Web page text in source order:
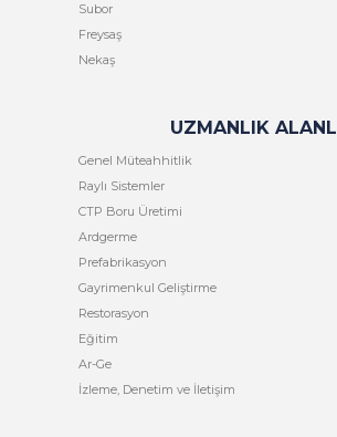
Subor
Freysaş
Nekaş
UZMANLIK
Genel Müteahhitlik
Raylı Sistemler
CTP Boru Üretimi
Ardgerme
Prefabrikasyon
Gayrimenkul Geliştirme
Restorasyon
Eğitim
Ar-Ge
İzleme, Denetim ve İletişim